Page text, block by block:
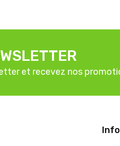
et recevez nos